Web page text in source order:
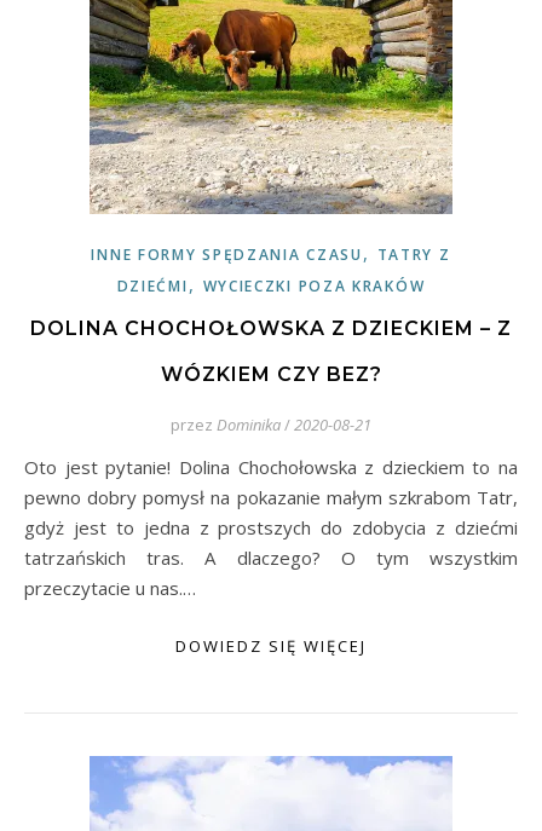
INNE FORMY SPĘDZANIA CZASU , TATRY Z
DZIEĆMI, WYCIECZKI POZA KRAKÓW
DOLINA CHOCHOŁOWSKA Z DZIECKIEM – Z
WÓZKIEM CZY BEZ?
przez Dominika/2020-08-21
Oto jest pytanie! Dolina Chochołowska z dzieckiem to na
pewno dobry pomysł na pokazanie małym szkrabom Tatr,
gdyż jest to jedna z prostszych do zdobycia z dziećmi
tatrzańskich tras. A dlaczego? O tym wszystkim
przeczytacie u nas.…
DOWIEDZ SIĘ WIĘCEJ